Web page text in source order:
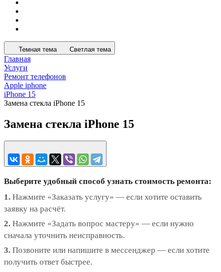
Темная тема Светлая тема
Главная
Услуги
Ремонт телефонов
Apple iphone
iPhone 15
Замена стекла iPhone 15
Замена стекла iPhone 15
Выберите удобный способ узнать стоимость ремонта:
1. Нажмите «Заказать услугу» — если хотите оставить
заявку на расчёт.
2. Нажмите «Задать вопрос мастеру» — если нужно
сначала уточнить неисправность.
3. Позвоните или напишите в мессенджер — если хотите
получить ответ быстрее.